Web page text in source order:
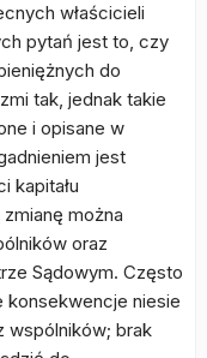
właścicieli
pytań jest to, czy
do
tak, jednak takie
i opisane w
jest
kapitału
można
oraz
Sądowym. Często
konsekwencje niesie
wspólników; brak